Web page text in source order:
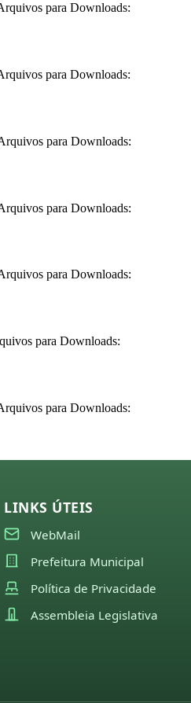
para Downloads:
para Downloads:
para Downloads:
para Downloads:
para Downloads:
para Downloads:
para Downloads:
LINKS ÚTEIS
WebMail
Prefeitura Municipal
Política de Privacidade
Assembleia Legislativa